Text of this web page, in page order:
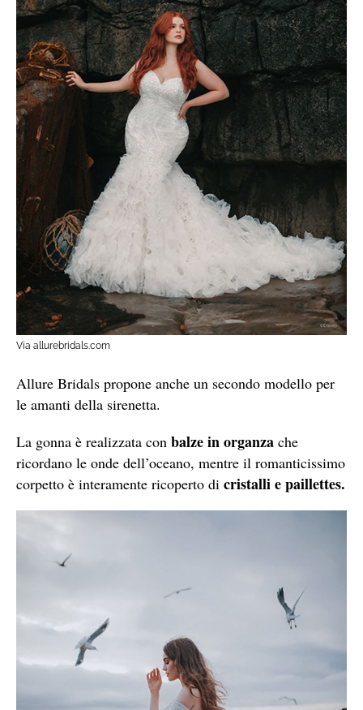
Via allurebridals.com
Allure Bridals propone anche un secondo modello per
le amanti della sirenetta.
La gonna è realizzata con balze in organza che
ricordano le onde dell’oceano, mentre il romanticissimo
corpetto è interamente ricoperto di cristalli e paillettes.